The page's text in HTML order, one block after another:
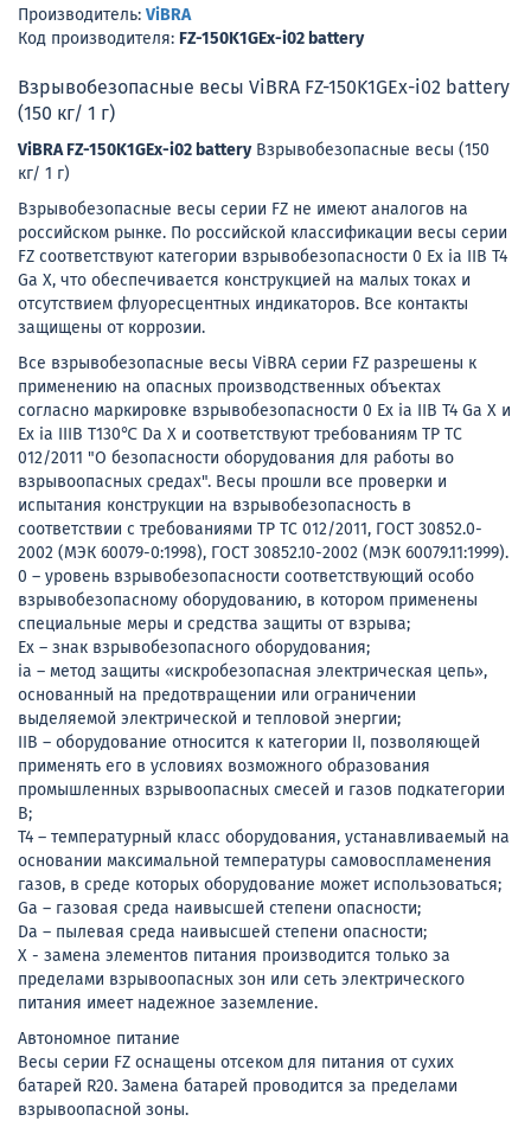
Производитель: ViBRA
Код производителя: FZ-150K1GEx-i02 battery
Взрывобезопасные весы ViBRA FZ-150K1GEx-i02 battery
(150 кг/ 1 г)
ViBRA FZ-150K1GEx-i02 batteryВзрывобезопасные весы (150
кг/ 1 г)
Взрывобезопасные весы серии FZ не имеют аналогов на
российском рынке. По российской классификации весы серии
FZ соответствуют категории взрывобезопасности 0 Ex ia IIB T4
Ga X, что обеспечивается конструкцией на малых токах и
отсутствием флуоресцентных индикаторов. Все контакты
защищены от коррозии.
Все взрывобезопасные весы ViBRA серии FZ разрешены к
применению на опасных производственных объектах
согласно маркировке взрывобезопасности 0 Ex ia IIB T4 Ga X и
Ex ia IIIB T130℃ Da X и соответствуют требованиям ТР ТС
012/2011 "О безопасности оборудования для работы во
взрывоопасных средах". Весы прошли все проверки и
испытания конструкции на взрывобезопасность в
соответствии с требованиями ТР ТС 012/2011, ГОСТ 30852.0-
2002 (МЭК 60079-0:1998), ГОСТ 30852.10-2002 (МЭК 60079.11:1999).
0 – уровень взрывобезопасности соответствующий особо
взрывобезопасному оборудованию, в котором применены
специальные меры и средства защиты от взрыва;
Ex – знак взрывобезопасного оборудования;
ia – метод защиты «искробезопасная электрическая цепь»,
основанный на предотвращении или ограничении
выделяемой электрической и тепловой энергии;
IIB – оборудование относится к категории II, позволяющей
применять его в условиях возможного образования
промышленных взрывоопасных смесей и газов подкатегории
B;
T4 – температурный класс оборудования, устанавливаемый на
основании максимальной температуры самовоспламенения
газов, в среде которых оборудование может использоваться;
Ga – газовая среда наивысшей степени опасности;
Da – пылевая среда наивысшей степени опасности;
X - замена элементов питания производится только за
пределами взрывоопасных зон или сеть электрического
питания имеет надежное заземление.
Автономное питание
Весы серии FZ оснащены отсеком для питания от сухих
батарей R20. Замена батарей проводится за пределами
взрывоопасной зоны.